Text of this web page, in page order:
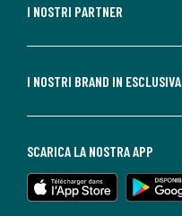
I NOSTRI PARTNER
I NOSTRI BRAND IN ESCLUSIVA
SCARICA LA NOSTRA APP